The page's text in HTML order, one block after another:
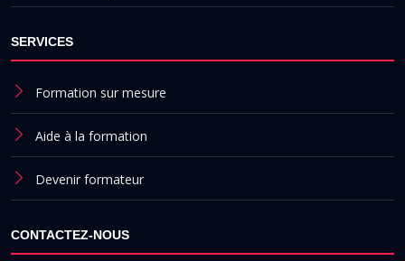
SERVICES
Formation sur mesure
Aide à la formation
Devenir formateur
CONTACTEZ-NOUS